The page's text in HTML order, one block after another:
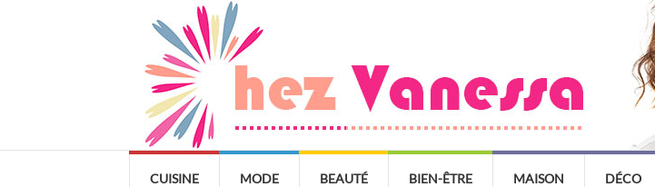
CUISINE MODE BEAUTÉ BIEN-ÊTRE MAISON DÉCO